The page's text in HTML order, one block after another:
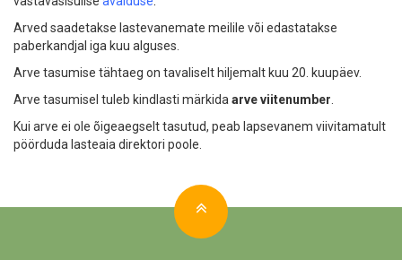
Arved saadetakse lastevanemate meilile või edastatakse
paberkandjal iga kuu alguses.
Arve tasumise tähtaeg on tavaliselt hiljemalt kuu 20. kuupäev.
Arve tasumisel tuleb kindlasti märkida arve viitenumber
Kui arve ei ole õigeaegselt tasutud, peab lapsevanem viivitamatult
pöörduda lasteaia direktori poole.